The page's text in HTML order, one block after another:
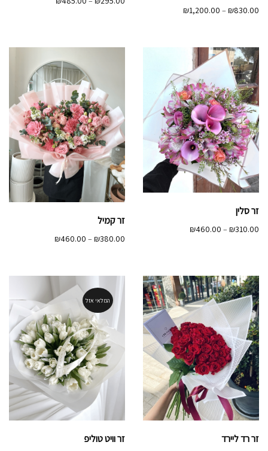
₪830.00
–
₪1,200.00
זר סלין
₪310.00
–
₪460.00
זר קמיל
₪380.00
–
₪460.00
עד
זר רד ליירד
המלאי אזל
זר וויט טוליפ